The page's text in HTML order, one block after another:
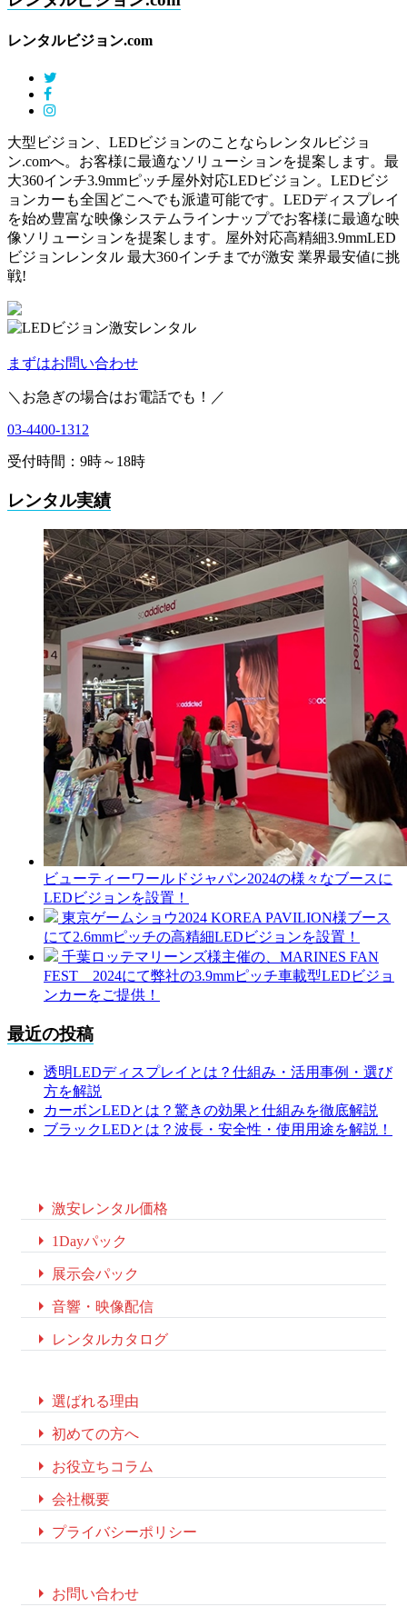
レンタルビジョン.com
大型ビジョン、LEDビジョンのことならレンタルビジョ
ン.comへ。お客様に最適なソリューションを提案します。最
大360インチ3.9mmピッチ屋外対応LEDビジョン。LEDビジ
ョンカーも全国どこへでも派遣可能です。LEDディスプレイ
を始め豊富な映像システムラインナップでお客様に最適な映
像ソリューションを提案します。屋外対応高精細3.9mmLED
ビジョンレンタル 最大360インチまでが激安 業界最安値に挑
戦!
まずはお問い合わせ
＼お急ぎの場合はお電話でも！／
03-4400-1312
受付時間：9時～18時
レンタル実績
ビューティーワールドジャパン2024の様々なブースに
LEDビジョンを設置！
東京ゲームショウ2024 KOREA PAVILION様ブース
にて2.6mmピッチの高精細LEDビジョンを設置！
千葉ロッテマリーンズ様主催の、MARINES FAN
FEST 2024にて弊社の3.9mmピッチ車載型LEDビジョ
ンカーをご提供！
最近の投稿
透明LEDディスプレイとは？仕組み・活用事例・選び
方を解説
カーボンLEDとは？驚きの効果と仕組みを徹底解説
ブラックLEDとは？波長・安全性・使用用途を解説！
 激安レンタル価格
 1Dayパック
 展示会パック
 音響・映像配信
 レンタルカタログ
 選ばれる理由
 初めての方へ
 お役立ちコラム
 会社概要
 プライバシーポリシー
 お問い合わせ